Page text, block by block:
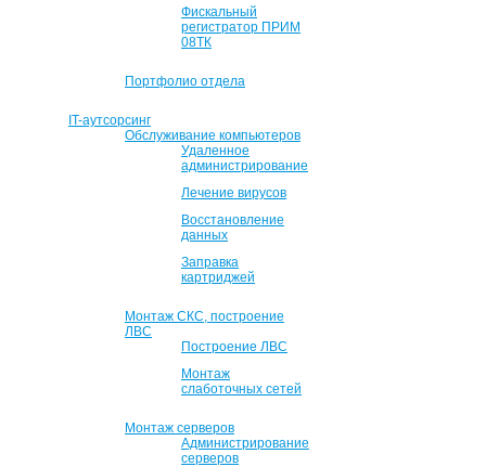
Фискальный
регистратор ПРИМ
08ТК
Портфолио отдела
IT-аутсорсинг
Обслуживание компьютеров
Удаленное
администрирование
Лечение вирусов
Восстановление
данных
Заправка
картриджей
Монтаж СКС, построение
ЛВС
Построение ЛВС
Монтаж
слаботочных сетей
Монтаж серверов
Администрирование
серверов